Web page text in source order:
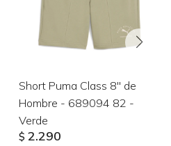
Short Puma Class 8'' de
Hombre - 689094 82 -
Verde
$ 2.290